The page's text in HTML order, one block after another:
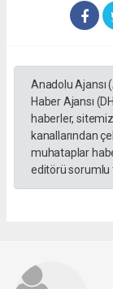
Anadolu Ajansı
Haber Ajansı
haberler,
kanallarından
muhataplar
editörü sorumlu